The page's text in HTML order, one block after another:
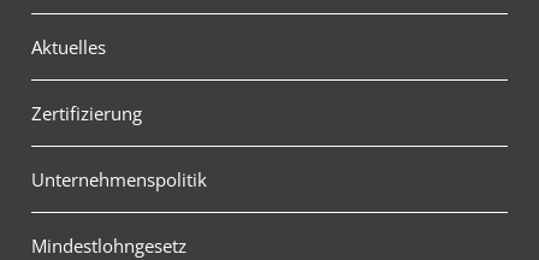
Aktuelles
Zertifizierung
Unternehmenspolitik
Mindestlohngesetz